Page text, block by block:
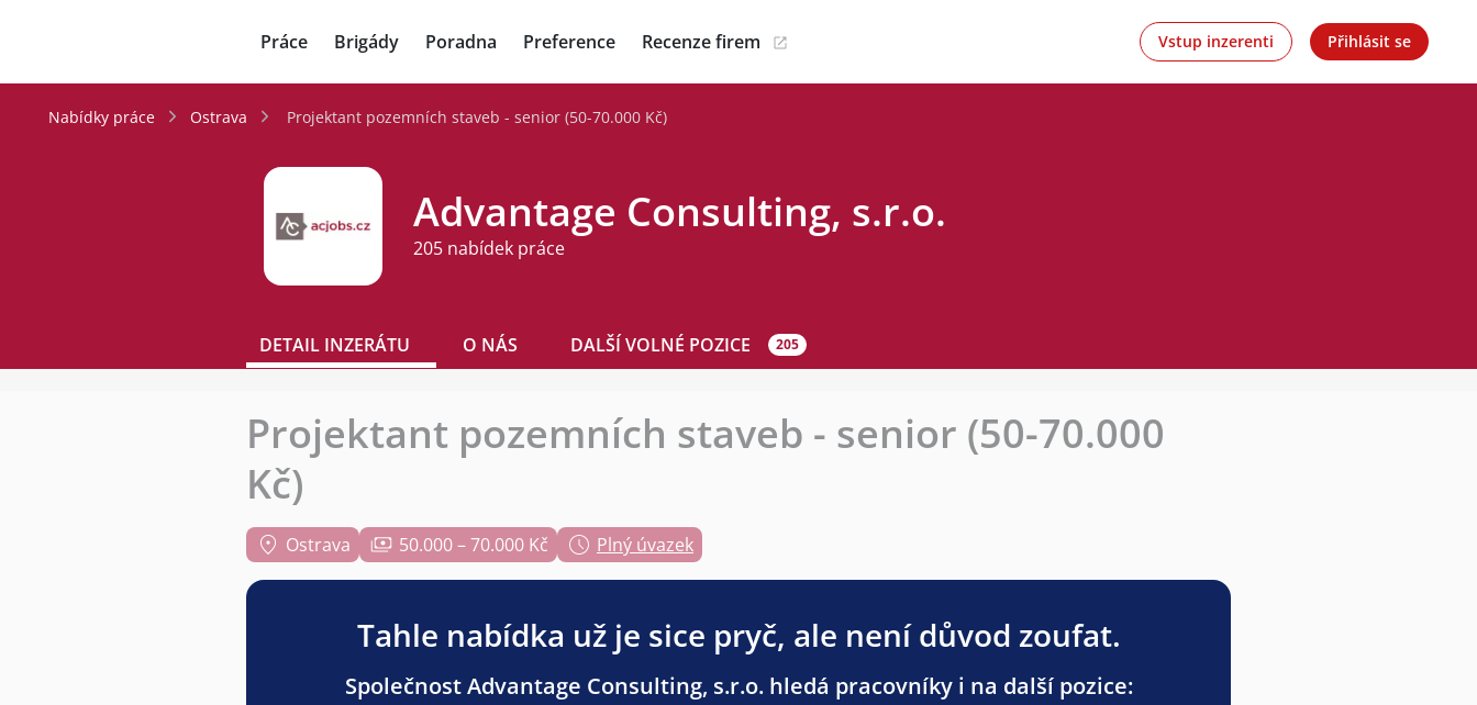
Práce Brigády Poradna Preference Recenze firem Vstup inzerenti Přihlásit se
Nabídky práce Ostrava Projektant pozemních staveb - senior (50-70.000 Kč)
Advantage Consulting, s.r.o.
205 nabídek práce
DETAIL INZERÁTU O NÁS DALŠÍ VOLNÉ POZICE 205
Projektant pozemních staveb - senior (50-70.000
Kč)
Ostrava 50.000 – 70.000 Kč Plný úvazek
Tahle nabídka už je sice pryč, ale není důvod zoufat.
Společnost Advantage Consulting, s.r.o. hledá pracovníky i na další pozice: